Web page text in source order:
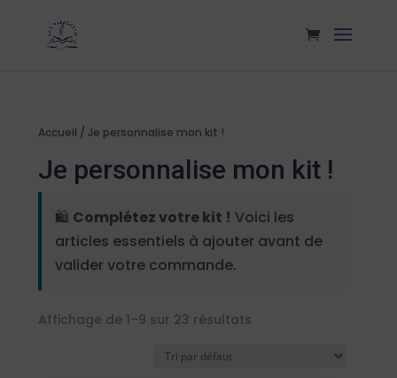
Accueil / Je personnalise mon kit !
Je personnalise mon kit !
🛍️ Complétez votre kit ! Voici les
articles essentiels à ajouter avant de
valider votre commande.
Affichage de 1–9 sur 23 résultats